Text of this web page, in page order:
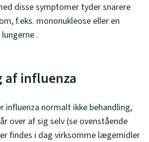
disse symptomer tyder snarere
f.eks. mononukleose eller en
.
af influenza
normalt ikke behandling,
over af sig selv (se ovenstående
findes i dag virksomme lægemidler